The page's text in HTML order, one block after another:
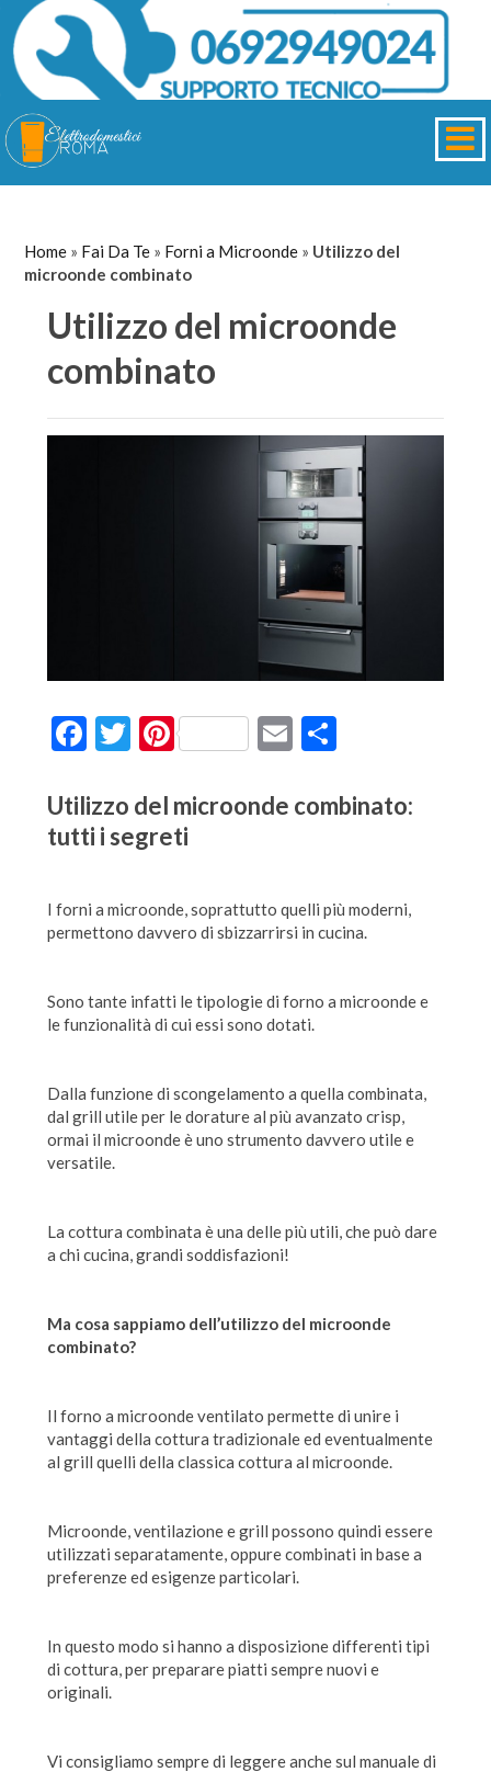
Home » Fai Da Te » Forni a Microonde » Utilizzo del
microonde combinato
Utilizzo del microonde
combinato
Facebook
Twitter
PinterestEmailCondividi
Utilizzo del microonde combinato:
tutti i segreti
I forni a microonde, soprattutto quelli più moderni,
permettono davvero di sbizzarrirsi in cucina.
Sono tante infatti le tipologie di forno a microonde e
le funzionalità di cui essi sono dotati.
Dalla funzione di scongelamento a quella combinata,
dal grill utile per le dorature al più avanzato crisp,
ormai il microonde è uno strumento davvero utile e
versatile.
La cottura combinata è una delle più utili, che può dare
a chi cucina, grandi soddisfazioni!
Ma cosa sappiamo dell’utilizzo del microonde
combinato?
Il forno a microonde ventilato permette di unire i
vantaggi della cottura tradizionale ed eventualmente
al grill quelli della classica cottura al microonde.
Microonde, ventilazione e grill possono quindi essere
utilizzati separatamente, oppure combinati in base a
preferenze ed esigenze particolari.
In questo modo si hanno a disposizione differenti tipi
di cottura, per preparare piatti sempre nuovi e
originali.
Vi consigliamo sempre di leggere anche sul manuale di